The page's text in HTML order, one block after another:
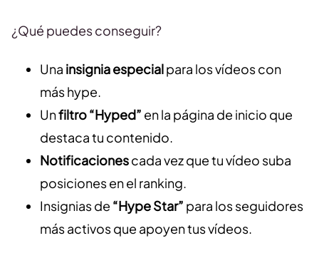
¿Qué puedes conseguir?
Una insignia especialpara los vídeos con
más hype.
Unfiltro “Hyped” en la página de inicio que
destaca tu contenido.
Notificacionescada vez que tu vídeo suba
posiciones en el ranking.
Insignias de “Hype Star” para los seguidores
más activos que apoyen tus vídeos.